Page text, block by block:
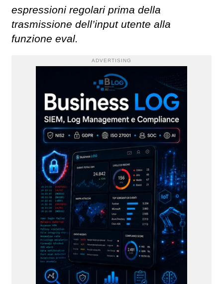
espressioni regolari prima della
trasmissione dell’input utente alla
funzione eval.
ADVERTISING